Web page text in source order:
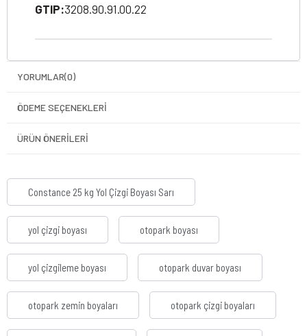
GTIP:3208.90.91.00.22
YORUMLAR(0)
ÖDEME SEÇENEKLERI
ÜRÜN ÖNERILERI
Constance 25 kg Yol Çizgi Boyası Sarı
yol çizgi boyası otopark boyası
yol çizgileme boyası otopark duvar boyası
otopark zemin boyaları otopark çizgi boyaları